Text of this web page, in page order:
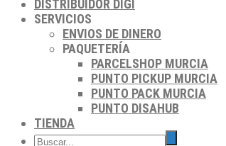
DISTRIBUIDOR DIGI
SERVICIOS
ENVIOS DE DINERO
PAQUETERÍA
PARCELSHOP MURCIA
PUNTO PICKUP MURCIA
PUNTO PACK MURCIA
PUNTO DISAHUB
TIENDA